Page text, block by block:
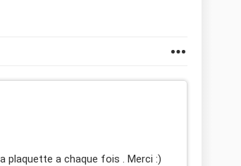
plaquette a chaque fois . Merci :)